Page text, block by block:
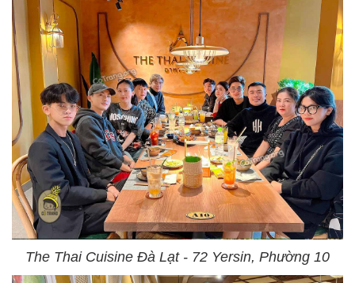
The Thai Cuisine Đà Lạt - 72 Yersin, Phường 10